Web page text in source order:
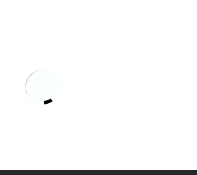
заводе в Липецке произошел